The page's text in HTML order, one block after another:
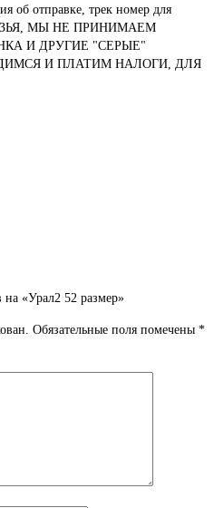
об отправке, трек номер для
МЫ НЕ ПРИНИМАЕМ
И ДРУГИЕ "СЕРЫЕ"
И ПЛАТИМ НАЛОГИ, ДЛЯ
на «Урал2 52 размер»
Обязательные поля помечены *